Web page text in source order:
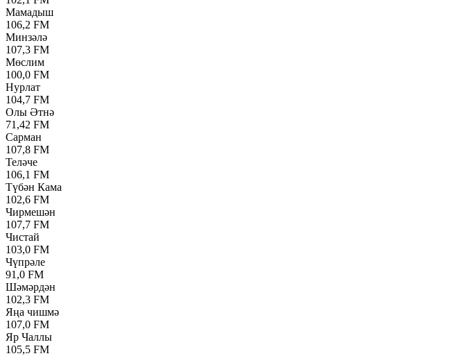
Мамадыш
106,2 FM
Минзәлә
107,3 FM
Мөслим
100,0 FM
Нурлат
104,7 FM
Олы Әтнә
71,42 FM
Сарман
107,8 FM
Теләче
106,1 FM
Түбән Кама
102,6 FM
Чирмешән
107,7 FM
Чистай
103,0 FM
Чүпрәле
91,0 FM
Шәмәрдән
102,3 FM
Яңа чишмә
107,0 FM
Яр Чаллы
105,5 FM